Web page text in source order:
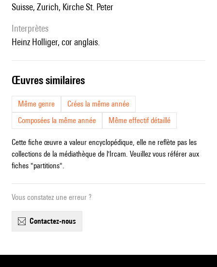
Suisse, Zurich, Kirche St. Peter
interprètes
Heinz Holliger, cor anglais.
œuvres similaires
Même genre
Crées la même année
Composées la même année
Même effectif détaillé
Cette fiche œuvre a valeur encyclopédique, elle ne reflète pas les
collections de la médiathèque de l'Ircam. Veuillez vous référer aux
fiches "partitions".
Vous constatez une erreur ?
contactez-nous